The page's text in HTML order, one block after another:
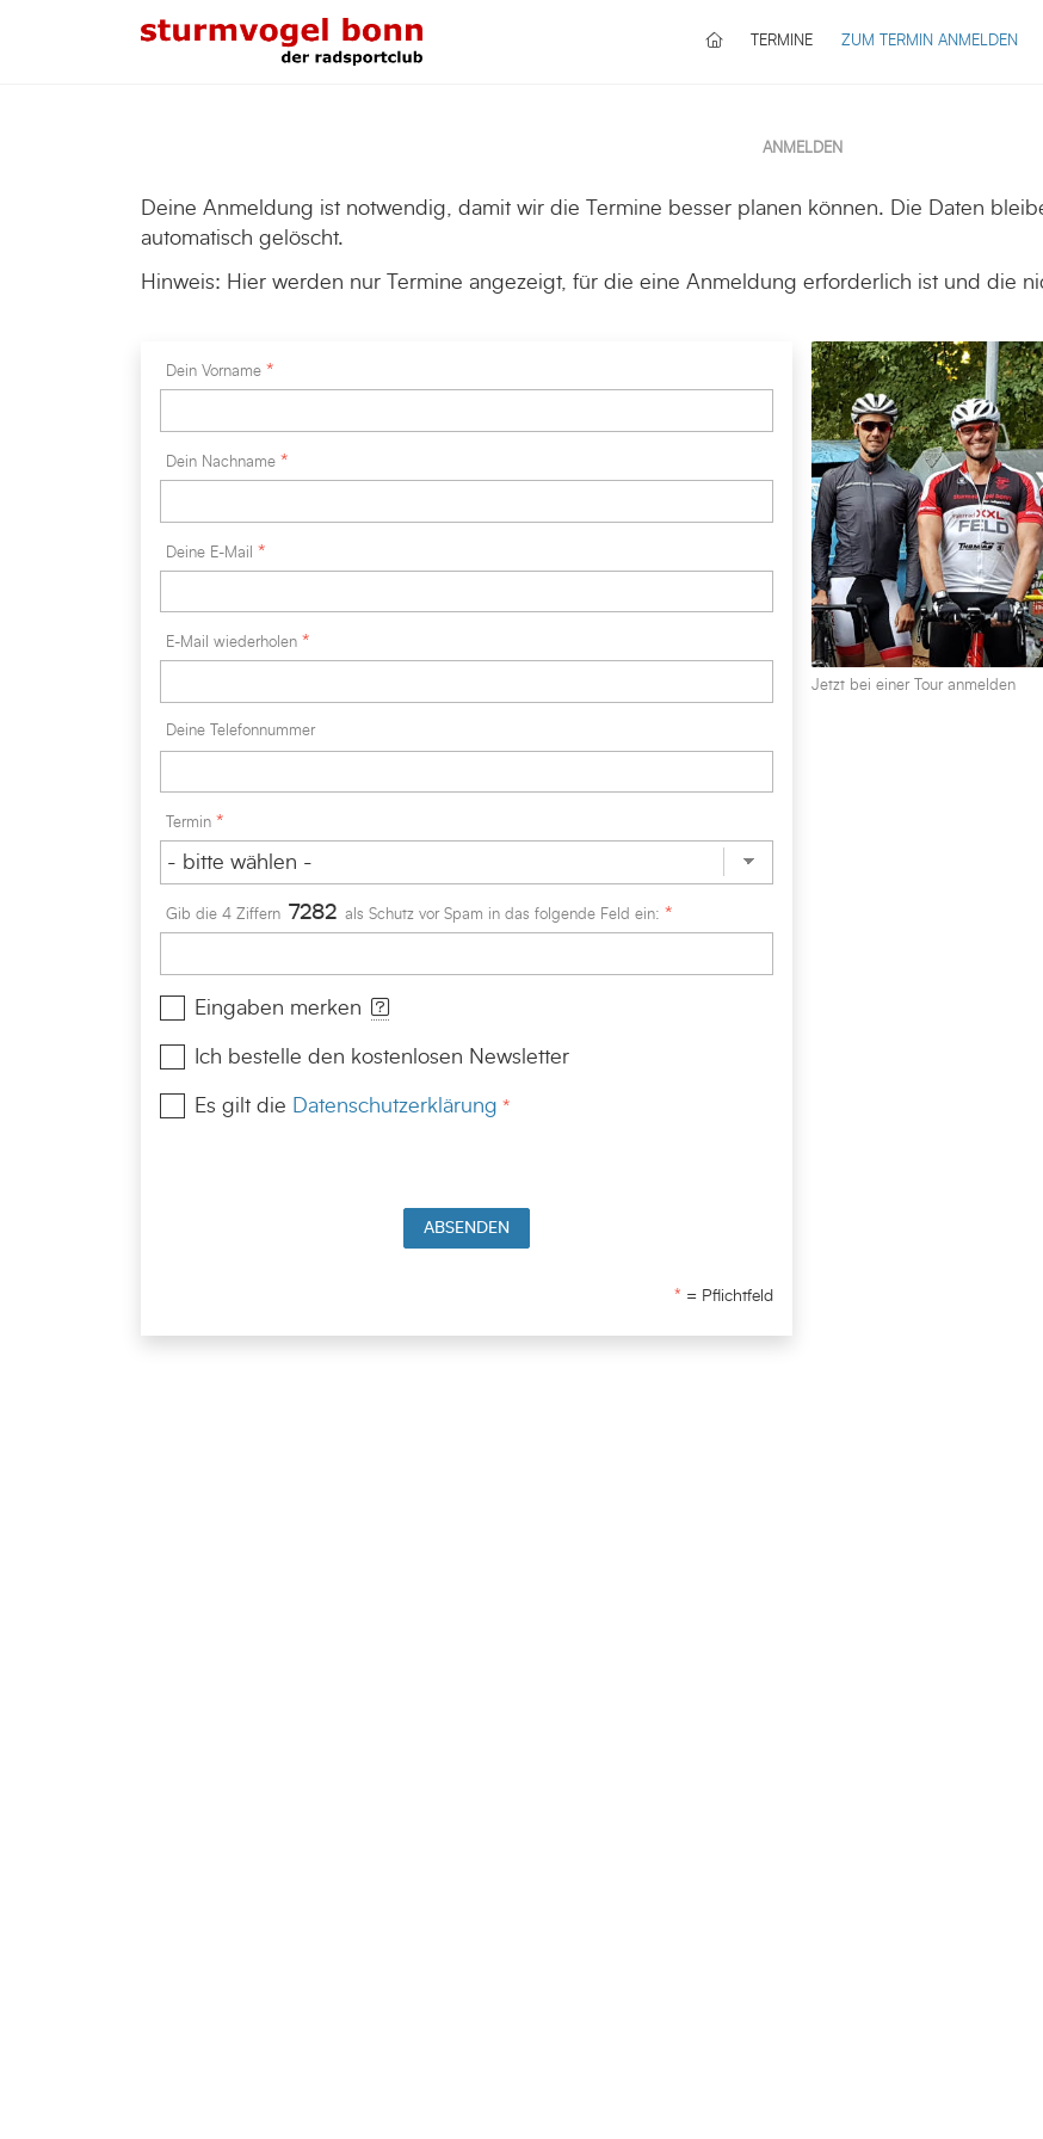
STARTSEITE
TERMINE ZUM TERMIN ANMELDEN
ANMELDEN
Deine Anmeldung ist notwendig, damit wir die Termine besser planen können. Die Daten
automatisch gelöscht.
Hinweis: Hier werden nur Termine angezeigt, für die eine Anmeldung erforderlich ist und die
Dein Vorname
Dein Nachname
Deine E-Mail
E-Mail wiederholen
Deine Telefonnummer
Termin
Gib die 4 Ziffern 7282 als Schutz vor Spam in das folgende Feld ein:
Eingaben merken [Info]
Ich bestelle den kostenlosen Newsletter
Es gilt die Datenschutzerklärung
ABSENDEN
= Pflichtfeld
Jetzt bei einer Tour anmelden